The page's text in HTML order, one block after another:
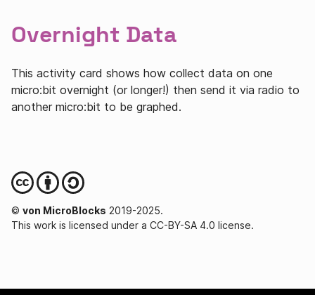
Overnight Data
This activity card shows how collect data on one
micro:bit overnight (or longer!) then send it via radio to
another micro:bit to be graphed.
© von MicroBlocks 2019-2025.
This work is licensed under a CC-BY-SA 4.0 license.